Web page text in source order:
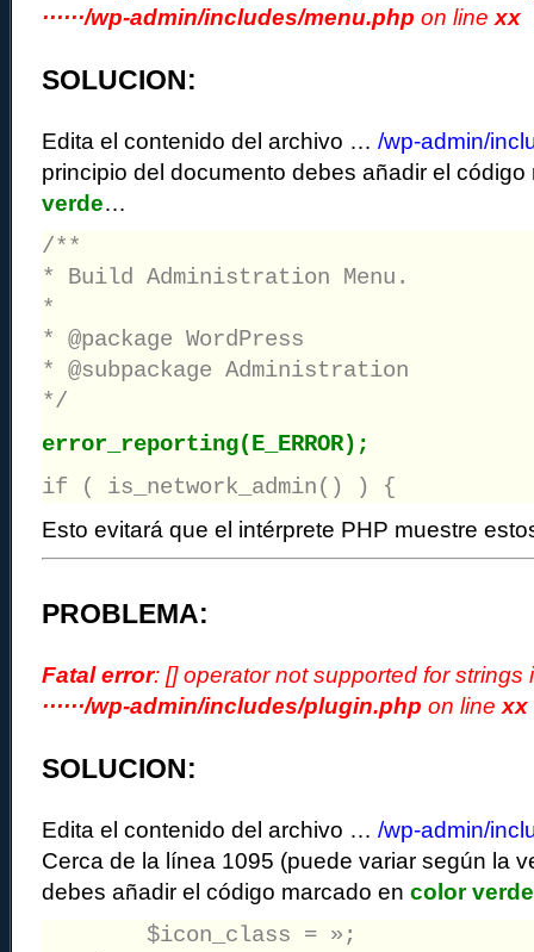
······/wp-admin/includes/menu.php on line xx
SOLUCION:
Edita el contenido del archivo … /wp-admin/
principio del documento debes añadir el
verde…
/**
* Build Administration Menu.
*
* @package WordPress
* @subpackage Administration
*/
error_reporting(E_ERROR);
if ( is_network_admin() ) {
Esto evitará que el intérprete PHP muestre
PROBLEMA:
Fatal error: [] operator not supported for strings
······/wp-admin/includes/plugin.php on line xx
SOLUCION:
Edita el contenido del archivo … /wp-admin/
Cerca de la línea 1095 (puede variar según la
debes añadir el código marcado en color verde
$icon_class = »;